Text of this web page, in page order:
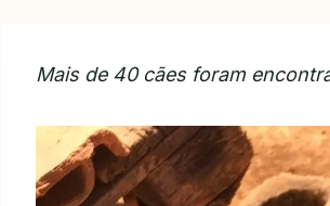
Mais de 40 cães foram